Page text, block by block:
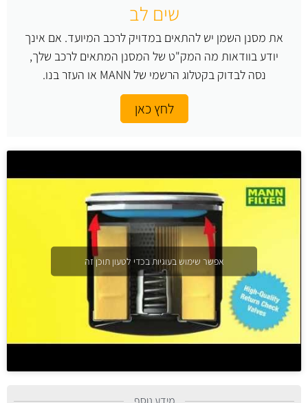
שים לב
את מסנן השמן יש להתאים במדויק לרכב המיועד. אם אינך
יודע בוודאות מה המק"ט של המסנן המתאים לרכב שלך,
נסה לבדוק בקטלוג הרשמי של MANN או העזר בנו.
לחץ כאן
אפשר שימוש בעוגיות בכדי לטעון תוכן זה